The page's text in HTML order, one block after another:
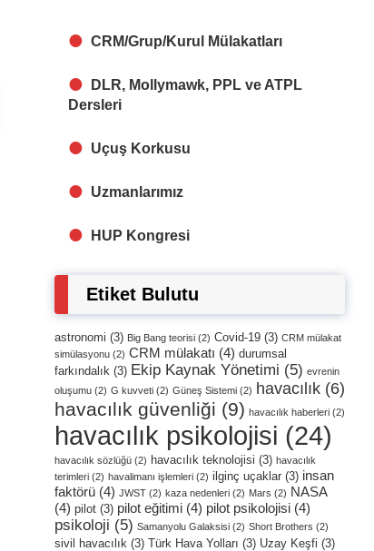
CRM/Grup/Kurul Mülakatları
DLR, Mollymawk, PPL ve ATPL
Dersleri
Uçuş Korkusu
Uzmanlarımız
HUP Kongresi
Etiket Bulutu
astronomi (3) Big Bang teorisi (2) Covid-19 (3) CRM mülakat
simülasyonu (2) CRM mülakatı (4) durumsal
farkındalık (3) Ekip Kaynak Yönetimi (5) evrenin
oluşumu (2) G kuvveti (2) Güneş Sistemi (2) havacılık (6)
havacılık güvenliği (9) havacılık haberleri (2)
havacılık psikolojisi (24)
havacılık sözlüğü (2) havacılık teknolojisi (3) havacılık
terimleri (2) havalimanı işlemleri (2) ilginç uçaklar (3) insan
faktörü (4) JWST (2) kaza nedenleri (2) Mars (2) NASA
(4) pilot (3) pilot eğitimi (4) pilot psikolojisi (4)
psikoloji (5) Samanyolu Galaksisi (2) Short Brothers (2)
sivil havacılık (3) Türk Hava Yolları (3) Uzay Keşfi (3)